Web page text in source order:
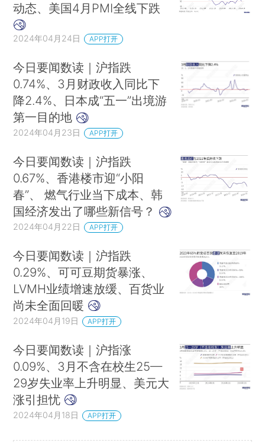
动态、美国4月PMI全线下跌
2024年04月24日 APP打开
今日要闻数读｜沪指跌
0.74%、3月财政收入同比下
降2.4%、日本成“五一”出境游
第一目的地
2024年04月23日 APP打开
今日要闻数读｜沪指跌
0.67%、香港楼市迎“小阳
春”、 燃气行业当下成本、韩
国经济发出了哪些新信号？
2024年04月22日 APP打开
今日要闻数读｜沪指跌
0.29%、可可豆期货暴涨、
LVMH业绩增速放缓、百货业
尚未全面回暖
2024年04月19日 APP打开
今日要闻数读｜沪指涨
0.09%、3月不含在校生25—
29岁失业率上升明显、美元大
涨引担忧
2024年04月18日 APP打开